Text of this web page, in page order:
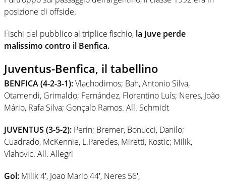
posizione di offside.
Fischi del pubblico al triplice fischio, la Juve perde
malissimo contro il Benfica.
Juventus-Benfica, il tabellino
BENFICA (4-2-3-1):Vlachodimos; Bah, Antonio Silva,
Otamendi, Grimaldo; Fernández, Florentino Luís; Neres, João
Mário, Rafa Silva; Gonçalo Ramos. All. Schmidt
JUVENTUS (3-5-2): Perin; Bremer, Bonucci, Danilo;
Cuadrado, McKennie, L.Paredes, Miretti, Kostic; Milik,
Vlahovic. All. Allegri
Gol: Milik 4′, Joao Mario 44′, Neres 56′,